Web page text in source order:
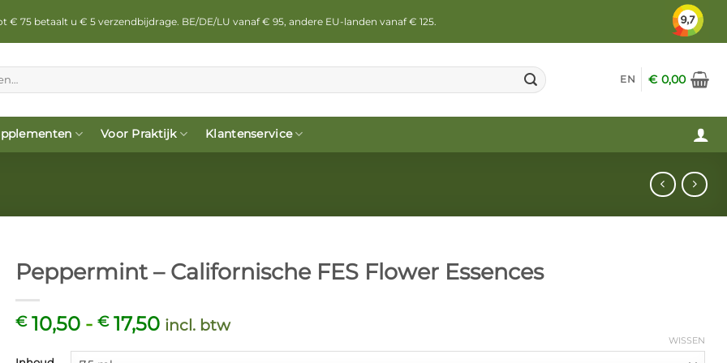
75 betaalt u € 5 verzendbijdrage. BE/DE/LU vanaf € 95, andere EU-landen vanaf € 125.
EN €0,00
Voor Praktijk Klantenservice
Peppermint – Californische FES Flower Essences
€10,50 - €17,50Prijsklasse:
incl. btw
WISSEN